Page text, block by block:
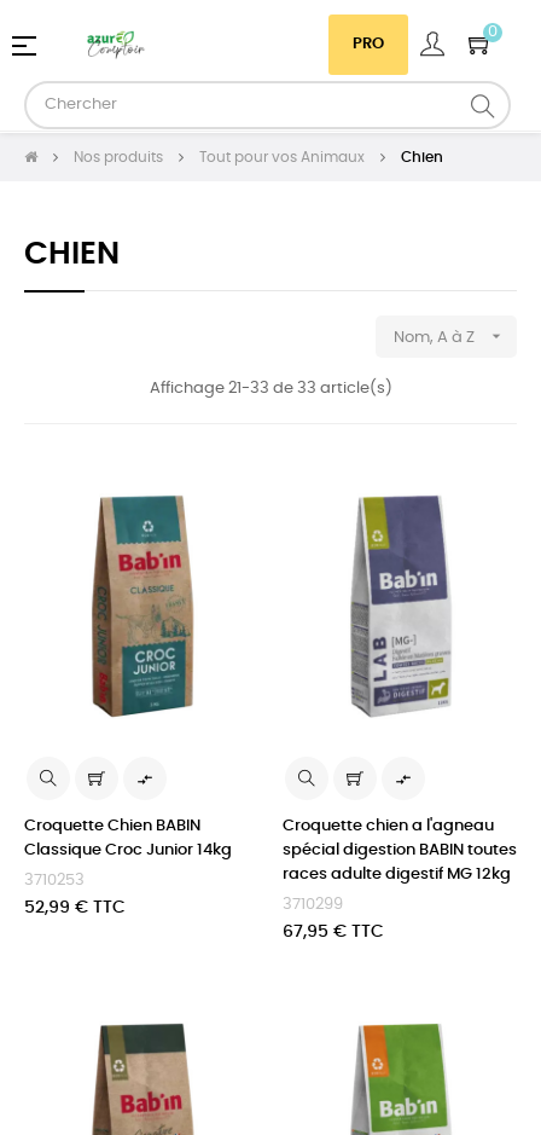
PRO
0
Basculer
navigation
☰
Nos produits Tout pour vos Animaux Chien
CHIEN
Nom, A à Z 
Affichage 21-33 de 33 article(s)

Croquette Chien BABIN
Classique Croc Junior 14kg
3710253
Prix
52,99 € TTC

Croquette chien a l'agneau
spécial digestion BABIN toutes
races adulte digestif MG 12kg
3710299
Prix
67,95 € TTC